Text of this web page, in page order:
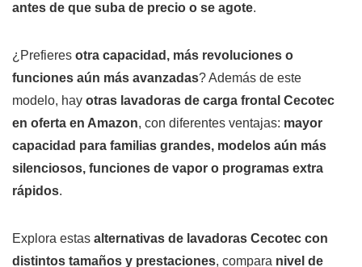
antes de que suba de precio o se agote.
¿Prefieres otra capacidad, más revoluciones o
funciones aún más avanzadas? Además de este
modelo, hay otras lavadoras de carga frontal Cecotec
en oferta en Amazon, con diferentes ventajas: mayor
capacidad para familias grandes, modelos aún más
silenciosos, funciones de vapor o programas extra
rápidos.
Explora estas alternativas de lavadoras Cecotec con
distintos tamaños y prestaciones, compara nivel de